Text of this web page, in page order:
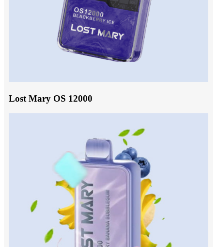
Lost Mary OS 12000